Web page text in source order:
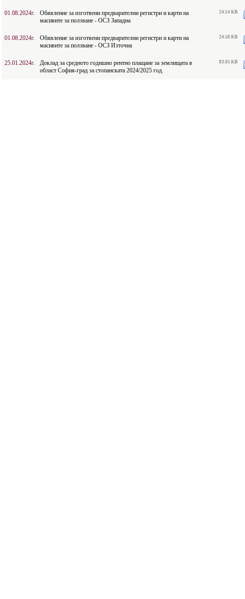
01.08.2024г.
Обявление за изготвени предварителни регистри и карти на
масивите за ползване - ОСЗ Западна
24.54 KB
01.08.2024г.
Обявление за изготвени предварителни регистри и карти на
масивите за ползване - ОСЗ Източна
24.58 KB
25.01.2024г.
Доклад за средното годишно рентно плащане за землищата в
област София-град за стопанската 2024/2025 год.
83.05 KB